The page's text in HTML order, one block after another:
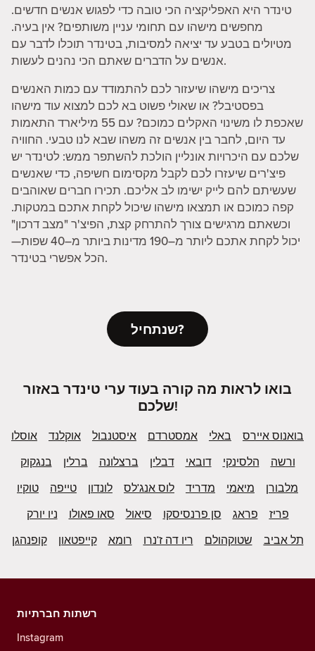
טינדר היא האפליקציה הכי טובה כדי לפגוש אנשים חדשים.
מחפשים מישהו עם תחומי עניין משותפים? אין בעיה.
מטיולים בטבע עד יציאה למסיבות, בטינדר תוכלו לדבר עם
אנשים על הדברים שאתם הכי נהנים לעשות.
צריכים מישהו שיעזור לכם להתמודד עם כמות האנשים
בפסטיבל? או שאולי פשוט בא לכם למצוא עוד מישהו
שאכפת לו משינוי האקלים כמוכם? עם 55 מיליארד התאמות
עד היום, לחבר בין אנשים זה משהו שבא לנו טבעי. החוויה
שלכם עם היכרויות אונליין הולכת להשתפר ממש: לטינדר יש
פיצ'רים שיעזרו לכם לקבל מקסימום חשיפה, כדי שאנשים
שעשיתם להם לייק ישימו לב אליכם. תכירו חברים שאוהבים
קפה כמוכם או תמצאו מישהו שיכול לקחת אתכם במטקות.
וכשאתם מרגישים צורך להתרחק קצת, הפיצ'ר "מצב דרכון"
יכול לקחת אתכם ליותר מ–190 מדינות ביותר מ–40 שפות—
הכל אפשרי בטינדר.
שנתחיל?
בואו לראות מה קורה בעוד ערי טינדר באזור
שלכם!
אוסלו אוקלנד איסטנבול אמסטרדם באלי
בואנוס איירס
בנגקוק
ברלין ברצלונה דבלין דובאי הלסינקי
ורשה
טוקיו
טייפה לונדון לוס אנג'לס מדריד מיאמי
מלבורן
ניו יורק
סאו פאולו סיאול סן פרנסיסקו פראג
פריז
קופנהגן
קייפטאון רומא ריו דה ז'נרו שטוקהולם תל אביב
רשתות חברתיות
Instagram